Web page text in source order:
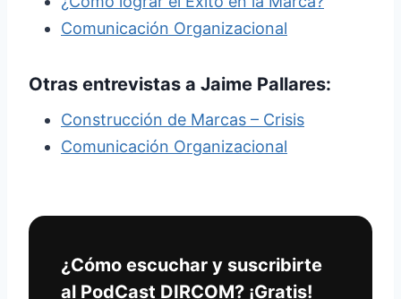
Comunicación Organizacional
Otras entrevistas a Jaime Pallares:
Construcción de Marcas – Crisis
Comunicación Organizacional
¿Cómo escuchar y suscribirte
al PodCast DIRCOM? ¡Gratis!